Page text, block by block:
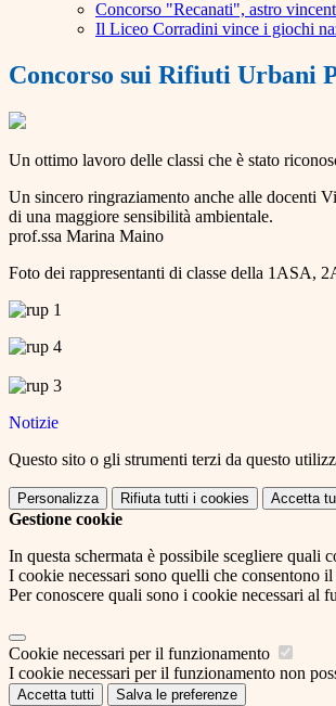
Concorso "Recanati", astro
Il Liceo Corradini vince i giochi
Concorso sui Rifiuti Urbani
Un ottimo lavoro delle classi che è stato
Un sincero ringraziamento anche alle docenti
di una maggiore sensibilità ambientale.
prof.ssa Marina Maino
Foto dei rappresentanti di classe della 1ASA,
Notizie
Questo sito o gli strumenti terzi da questo
Personalizza Rifiuta tutti i cookies Accetta
Gestione cookie
In questa schermata è possibile scegliere quali
I cookie necessari sono quelli che consentono
Per conoscere quali sono i cookie necessari al
Cookie necessari per il funzionamento
I cookie necessari per il funzionamento non
Accetta tutti Salva le preferenze